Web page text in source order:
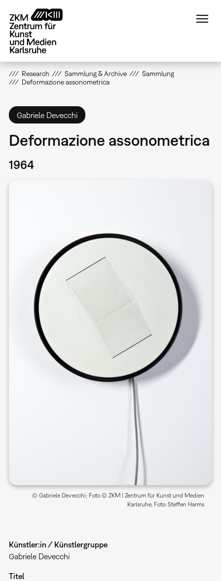
zum
Inhalt
Research Sammlung & Archive
Sammlung
Deformazione assonometrica
Gabriele Devecchi
Deformazione assonometrica
1964
© Gabriele Devecchi; Foto © ZKM | Zentrum für Kunst und Medien
Karlsruhe, Foto: Steffen Harms
Künstler:in / Künstlergruppe
Gabriele Devecchi
Titel